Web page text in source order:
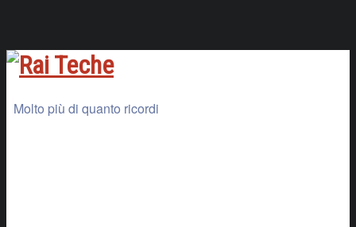
Molto più di quanto ricordi